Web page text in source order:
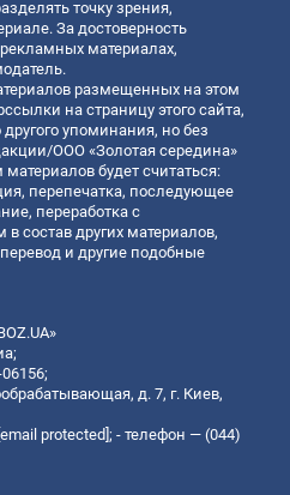
точку зрения,
За достоверность
материалах,
размещенных на этом
на страницу этого сайта,
упоминания, но без
ООО «Золотая середина»
будет считаться:
перепечатка, последующее
переработка с
состав других материалов,
и другие подобные
д. 7, г. Киев,
[email protected]; - телефон — (044)